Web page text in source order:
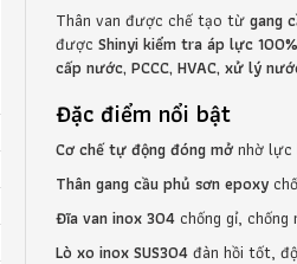
Thân van được chế tạo từgang
được Shinyi kiểm tra áp lực
cấp nước, PCCC, HVAC, xử lý
Đặc điểm nổi bật
Cơ chế tự động đóng mởnhờ lực
Thân gang cầu phủ sơn epoxy
Đĩa van inox 304chống gỉ,
Lò xo inox SUS304đàn hồi tốt,